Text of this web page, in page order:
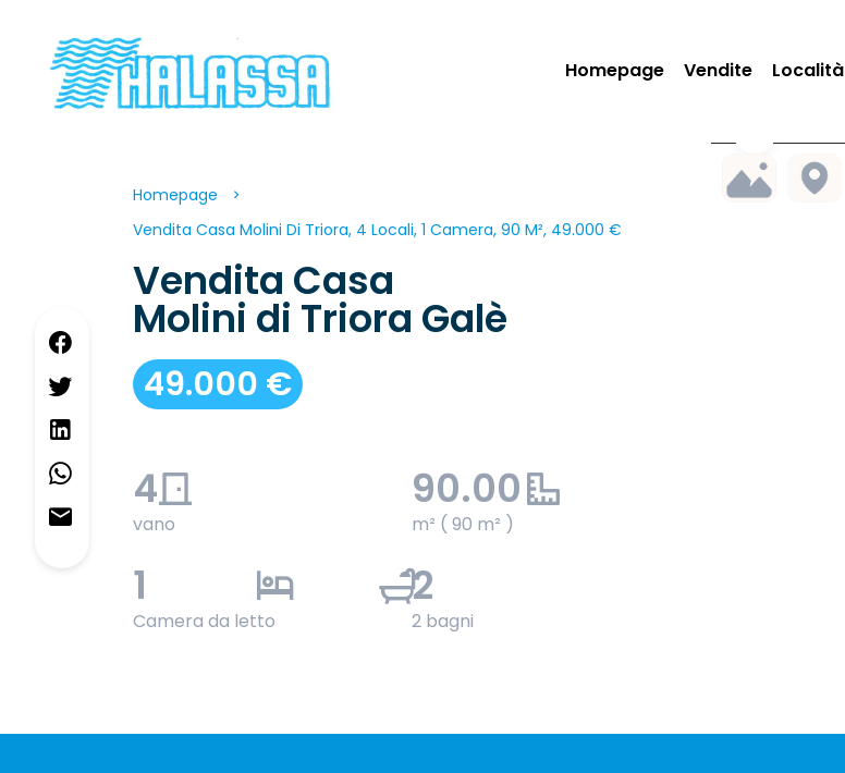
Homepage Vendite Località
Homepage
Vendita Casa Molini Di Triora, 4 Locali, 1 Camera, 90 M², 49.000 €
Vendita Casa
Molini di Triora Galè
49.000 €
4
vano
90.00
m² ( 90 m² )
1
Camera da letto
2
2 bagni